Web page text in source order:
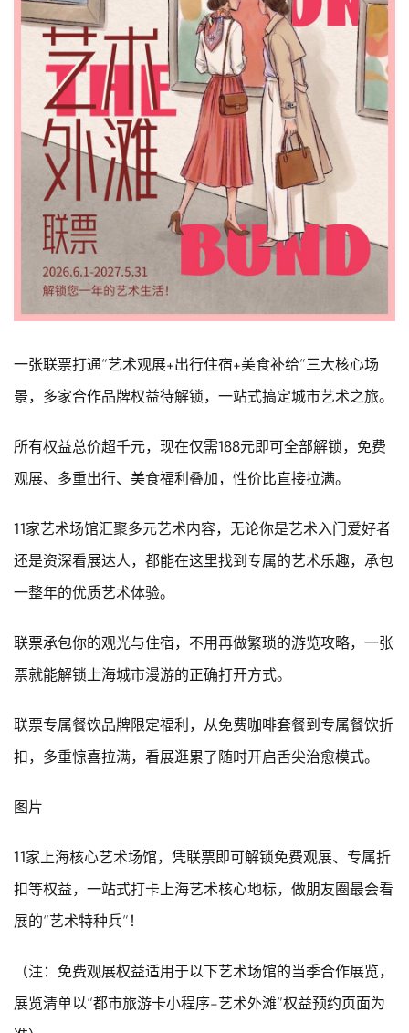
一张联票打通“艺术观展+出行住宿+美食补给”三大核心场
景，多家合作品牌权益待解锁，一站式搞定城市艺术之旅。
所有权益总价超千元，现在仅需188元即可全部解锁，免费
观展、多重出行、美食福利叠加，性价比直接拉满。
11家艺术场馆汇聚多元艺术内容，无论你是艺术入门爱好者
还是资深看展达人，都能在这里找到专属的艺术乐趣，承包
一整年的优质艺术体验。
联票承包你的观光与住宿，不用再做繁琐的游览攻略，一张
票就能解锁上海城市漫游的正确打开方式。
联票专属餐饮品牌限定福利，从免费咖啡套餐到专属餐饮折
扣，多重惊喜拉满，看展逛累了随时开启舌尖治愈模式。
图片
11家上海核心艺术场馆，凭联票即可解锁免费观展、专属折
扣等权益，一站式打卡上海艺术核心地标，做朋友圈最会看
展的“艺术特种兵”！
（注：免费观展权益适用于以下艺术场馆的当季合作展览，
展览清单以“都市旅游卡小程序-艺术外滩”权益预约页面为